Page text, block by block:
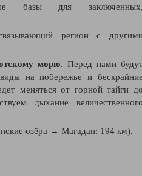
базы для
регион с
морю. Перед нами
на побережье и
меняться от горной тайги
дыхание
озёра → Магадан: 194 км).